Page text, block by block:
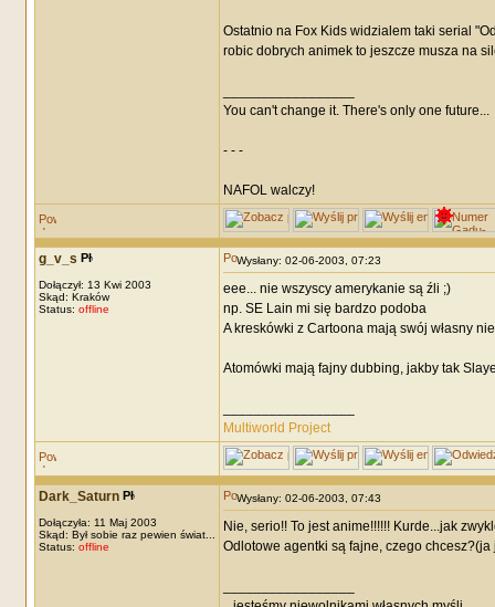
Ostatnio na Fox Kids widzialem taki serial
robic dobrych animek to jeszcze musza na
You can't change it. There's only one future...
- - -
NAFOL walczy!
g_v_s
Dołączył: 13 Kwi 2003
Skąd: Kraków
Status: offline
Wysłany: 02-06-2003, 07:23
eee... nie wszyscy amerykanie są źli ;)
np. SE Lain mi się bardzo podoba
A kreskówki z Cartoona mają swój własny
Atomówki mają fajny dubbing, jakby tak
Multiworld Project
Dark_Saturn
Dołączyła: 11 Maj 2003
Skąd: Był sobie raz pewien świat...
Status: offline
Wysłany: 02-06-2003, 07:43
Nie, serio!! To jest anime!!!!!! Kurde...jak
Odlotowe agentki są fajne, czego chcesz?(ja